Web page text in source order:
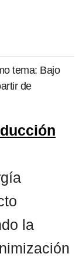
tema: Bajo
de
la